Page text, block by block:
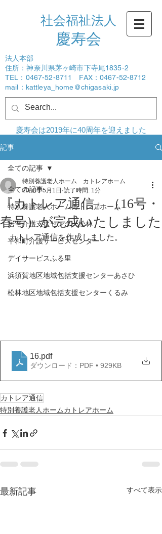
社会福祉法人
​慶寿会
法人本部
住所：神奈川県茅ヶ崎市下寺尾1835-2
TEL：0467-52-8711 FAX：0467-52-8712
mail： kattleya_home@chigasaki.jp
ログイン
慶寿会は2019年に40周年を迎えました
記事
全ての記事
特別養護老人ホームカトレアホーム
居宅介護支援センター松林
平和町介護サービスセンター
デイサービスふる里
浜須賀地区地域包括支援センターあさひ
松林地区地域包括支援センターくるみ
全ての記事
『カトレア通信』（16号・
春号）が完成いたしました
特別養護老人ホーム カトレアホーム
2018年5月1日 読了時間: 1分
カトレア通信を作成しました。
16.pdf
ダウンロード：PDF • 929KB
カトレア通信
特別養護老人ホームカトレアホーム
最新記事 すべて表示